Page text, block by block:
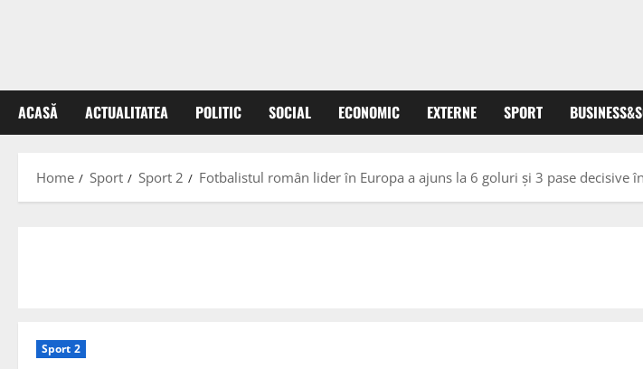
ACASĂ ACTUALITATEA POLITIC SOCIAL ECONOMIC EXTERNE SPORT
Home Sport Sport 2 Fotbalistul român lider în Europa a ajuns la 6 goluri și 3 pase decisive
Sport 2